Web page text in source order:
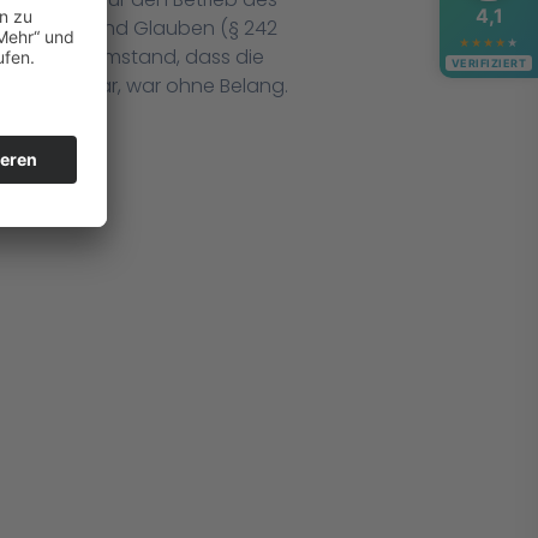
Treu und Glauben (§ 242
Der Umstand, dass die
war, war ohne Belang.
4,1
★ ★ ★ ★ ★
VERIFIZIERT